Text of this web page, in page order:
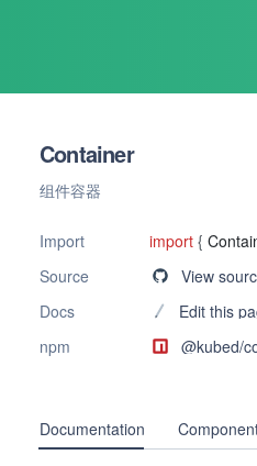
Container
组件容器
Import import {
Source
View
Docs
Edit this
npm
@kubed/
Documentation